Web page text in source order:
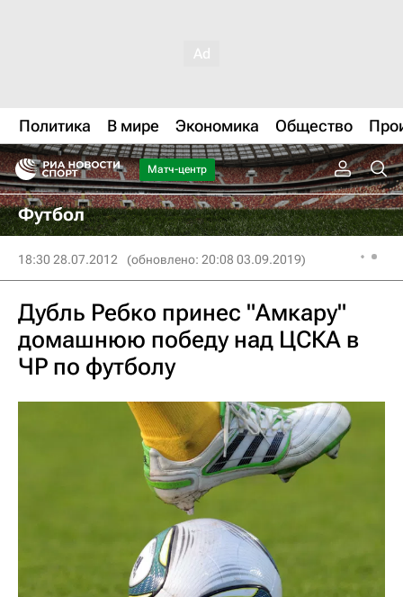
Политика В мире Экономика Общество
Матч-центр
Футбол
18:30 28.07.2012 (обновлено: 20:08 03.09.2019)
Дубль Ребко принес "Амкару"
домашнюю победу над ЦСКА в
ЧР по футболу